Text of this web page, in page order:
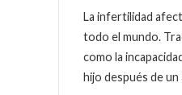
La infertilidad
todo el mundo.
como la
hijo después de